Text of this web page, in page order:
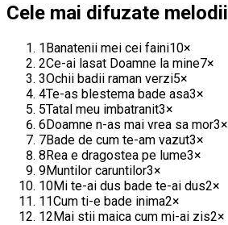
Cele mai difuzate melodii
1Banatenii mei cei faini10×
2Ce-ai lasat Doamne la mine7×
3Ochii badii raman verzi5×
4Te-as blestema bade asa3×
5Tatal meu imbatranit3×
6Doamne n-as mai vrea sa mor3×
7Bade de cum te-am vazut3×
8Rea e dragostea pe lume3×
9Muntilor caruntilor3×
10Mi te-ai dus bade te-ai dus2×
11Cum ti-e bade inima2×
12Mai stii maica cum mi-ai zis2×